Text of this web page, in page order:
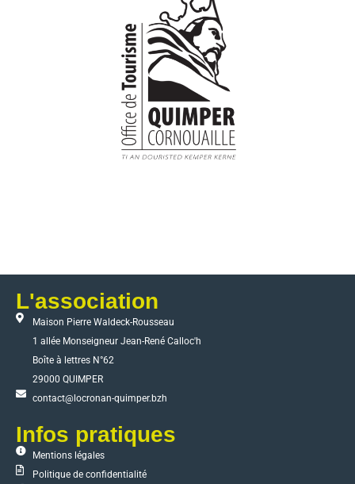
L'association
Maison Pierre Waldeck-Rousseau
1 allée Monseigneur Jean-René Calloc'h
Boîte à lettres N°62
29000 QUIMPER
contact@locronan-quimper.bzh
Infos pratiques
Mentions légales
Politique de confidentialité